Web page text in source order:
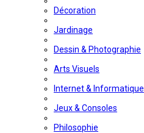
Décoration
Jardinage
Dessin & Photographie
Arts Visuels
Internet & Informatique
Jeux & Consoles
Philosophie